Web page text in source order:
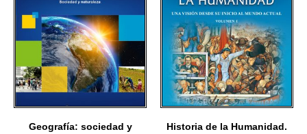
Geografía: sociedad y
Historia de la Humanidad.